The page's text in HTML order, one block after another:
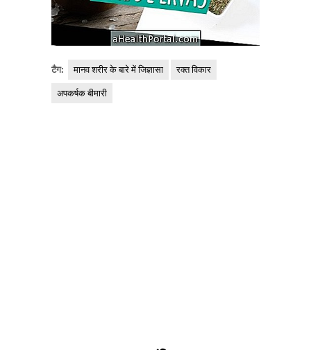
टैग: मानव शरीर के बारे में जिज्ञासा
रक्त विकार
अपकर्षक बीमारी